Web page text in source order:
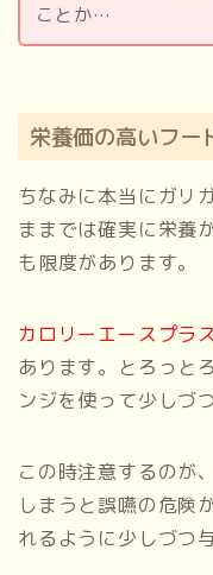
ことか…
栄養価の高いフー
ちなみに本当にガリ
ままでは確実に栄養
も限度があります。
カロリーエースプラス
あります。とろっと
ンジを使って少しづ
この時注意するのが
しまうと誤嚥の危険
れるように少しづつ